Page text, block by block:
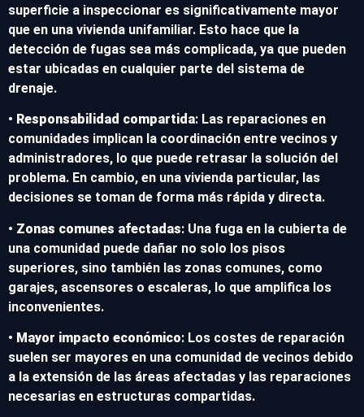
superficie a inspeccionar es significativamente mayor
que en una vivienda unifamiliar. Esto hace que la
detección de fugas sea más complicada, ya que pueden
estar ubicadas en cualquier parte del sistema de
drenaje.
• Responsabilidad compartida: Las reparaciones en
comunidades implican la coordinación entre vecinos y
administradores, lo que puede retrasar la solución del
problema. En cambio, en una vivienda particular, las
decisiones se toman de forma más rápida y directa.
• Zonas comunes afectadas: Una fuga en la cubierta de
una comunidad puede dañar no solo los pisos
superiores, sino también las zonas comunes, como
garajes, ascensores o escaleras, lo que amplifica los
inconvenientes.
• Mayor impacto económico: Los costes de reparación
suelen ser mayores en una comunidad de vecinos debido
a la extensión de las áreas afectadas y las reparaciones
necesarias en estructuras compartidas.